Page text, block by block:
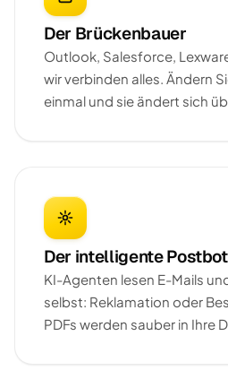
Der Brückenbauer
Outlook, Salesforce,
wir verbinden alles. Ändern
einmal und sie ändert sich
Der intelligente
KI-Agenten lesen E-Mails
selbst: Reklamation oder
PDFs werden sauber in Ihre